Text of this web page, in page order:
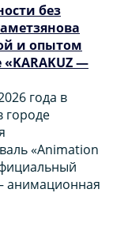
без
и опытом
—
года в
городе
«Animation
анимационная